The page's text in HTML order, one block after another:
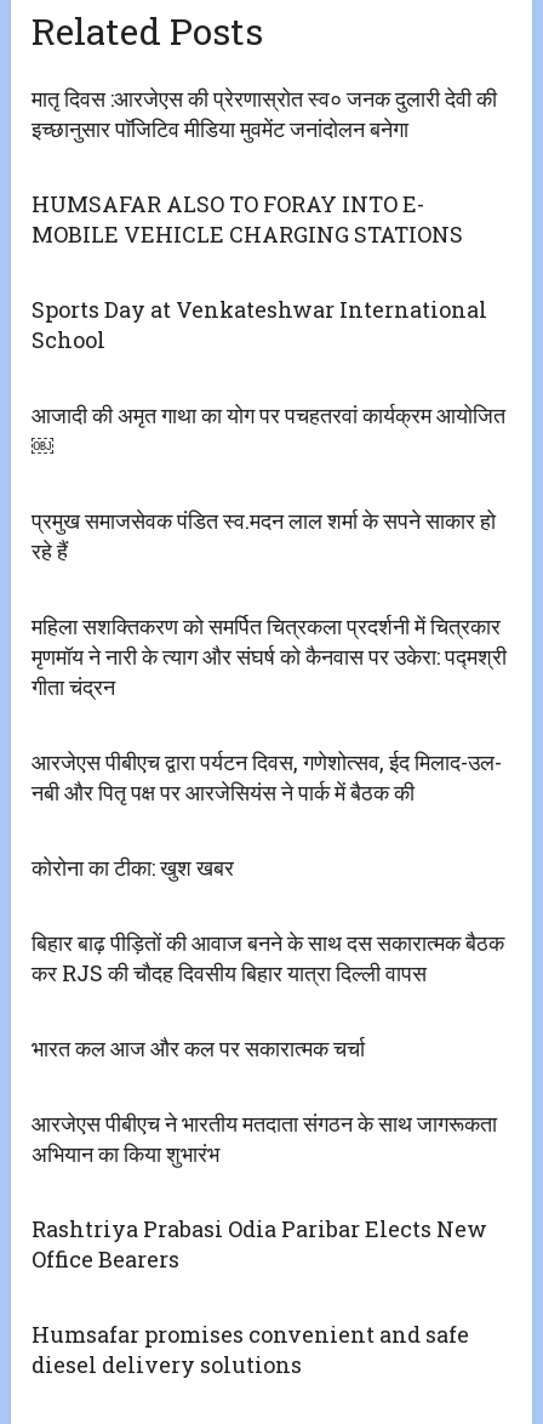
Related Posts
मातृ दिवस :आरजेएस की प्रेरणास्रोत स्व० जनक दुलारी देवी की
इच्छानुसार पाॅजिटिव मीडिया मुवमेंट जनांदोलन बनेगा
HUMSAFAR ALSO TO FORAY INTO E-
MOBILE VEHICLE CHARGING STATIONS
Sports Day at Venkateshwar International
School
आजादी की‌ अमृत गाथा का योग पर पचहतरवां कार्यक्रम आयोजित
￼
प्रमुख समाजसेवक पंडित स्व.मदन लाल शर्मा के सपने साकार हो
रहे हैं
महिला सशक्तिकरण को समर्पित चित्रकला प्रदर्शनी में चित्रकार
मृणमॉय ने नारी के त्याग और संघर्ष को कैनवास पर उकेरा: पद्मश्री
गीता चंद्रन
आरजेएस पीबीएच द्वारा पर्यटन दिवस, गणेशोत्सव, ईद मिलाद-उल-
नबी और पितृ पक्ष पर आरजेसियंस ने पार्क में बैठक की
कोरोना का टीका: खुश खबर
बिहार बाढ़ पीड़ितों की आवाज बनने के साथ दस सकारात्मक बैठक
कर RJS की चौदह दिवसीय बिहार यात्रा दिल्ली वापस
भारत कल आज और कल पर सकारात्मक चर्चा
आरजेएस पीबीएच ने भारतीय मतदाता संगठन के साथ जागरूकता
अभियान का किया शुभारंभ
Rashtriya Prabasi Odia Paribar Elects New
Office Bearers
Humsafar promises convenient and safe
diesel delivery solutions